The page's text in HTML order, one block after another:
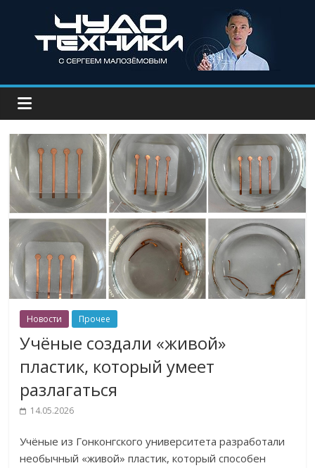
Новости Прочее
Учёные создали «живой»
пластик, который умеет
разлагаться
14.05.2026
Учёные из Гонконгского университетаразработали
необычный «живой» пластик, который способен